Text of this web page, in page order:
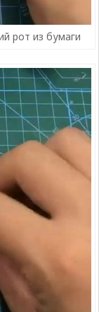
рот из бумаги